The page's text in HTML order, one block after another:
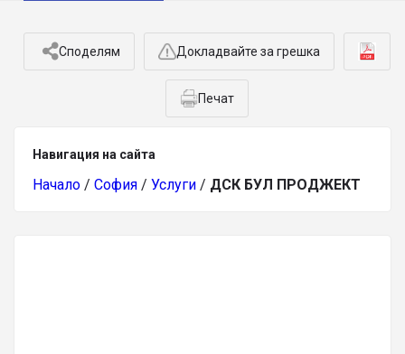
Споделям Докладвайте за грешка
Печат
Навигация на сайта
Начало / София / Услуги / ДСК БУЛ ПРОДЖЕКТ